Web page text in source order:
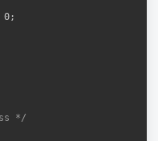
0 ;
*/